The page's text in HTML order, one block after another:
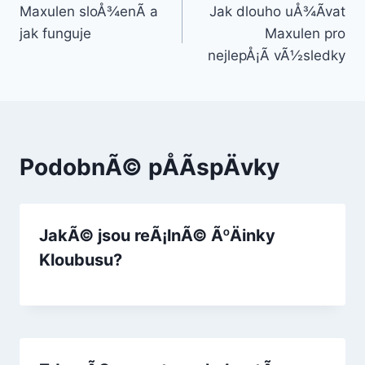
pro
Maxulen sloÅ¾enÃ­ a
jak funguje
Jak dlouho uÅ¾Ã­vat
Maxulen pro
nejlepÅ¡Ã­ vÃ½sledky
PodobnÃ© pÅÃ­spÄvky
JakÃ© jsou reÃ¡lnÃ© ÃºÄinky
Kloubusu?